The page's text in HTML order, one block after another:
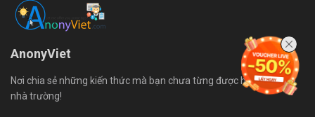
AnonyViet
Nơi chia sẻ những kiến thức mà bạn chưa từng được học trên ghế
nhà trường!